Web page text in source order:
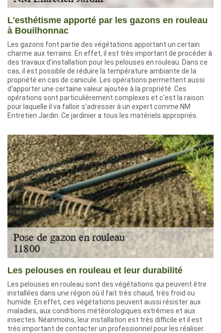
L'esthétisme apporté par les gazons en rouleau
à Bouilhonnac
Les gazons font partie des végétations apportant un certain
charme aux terrains. En effet, il est très important de procéder à
des travaux d'installation pour les pelouses en rouleau. Dans ce
cas, il est possible de réduire la température ambiante de la
propriété en cas de canicule. Les opérations permettent aussi
d'apporter une certaine valeur ajoutée à la propriété. Ces
opérations sont particulièrement complexes et c'est la raison
pour laquelle il va falloir s'adresser à un expert comme NM
Entretien Jardin. Ce jardinier a tous les matériels appropriés.
Les pelouses en rouleau et leur durabilité
Les pelouses en rouleau sont des végétations qui peuvent être
installées dans une région où il fait très chaud, très froid ou
humide. En effet, ces végétations peuvent aussi résister aux
maladies, aux conditions météorologiques extrêmes et aux
insectes. Néanmoins, leur installation est très difficile et il est
très important de contacter un professionnel pour les réaliser.